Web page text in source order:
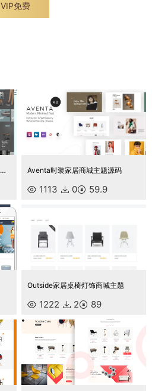
VIP免费
Home Decor 简约家具家居装饰 WooCommerce 响应式主题 Aventa时装家居商城主题源码
1113 0 59.9
Outside家居桌椅灯饰商城主题
1222 2 89